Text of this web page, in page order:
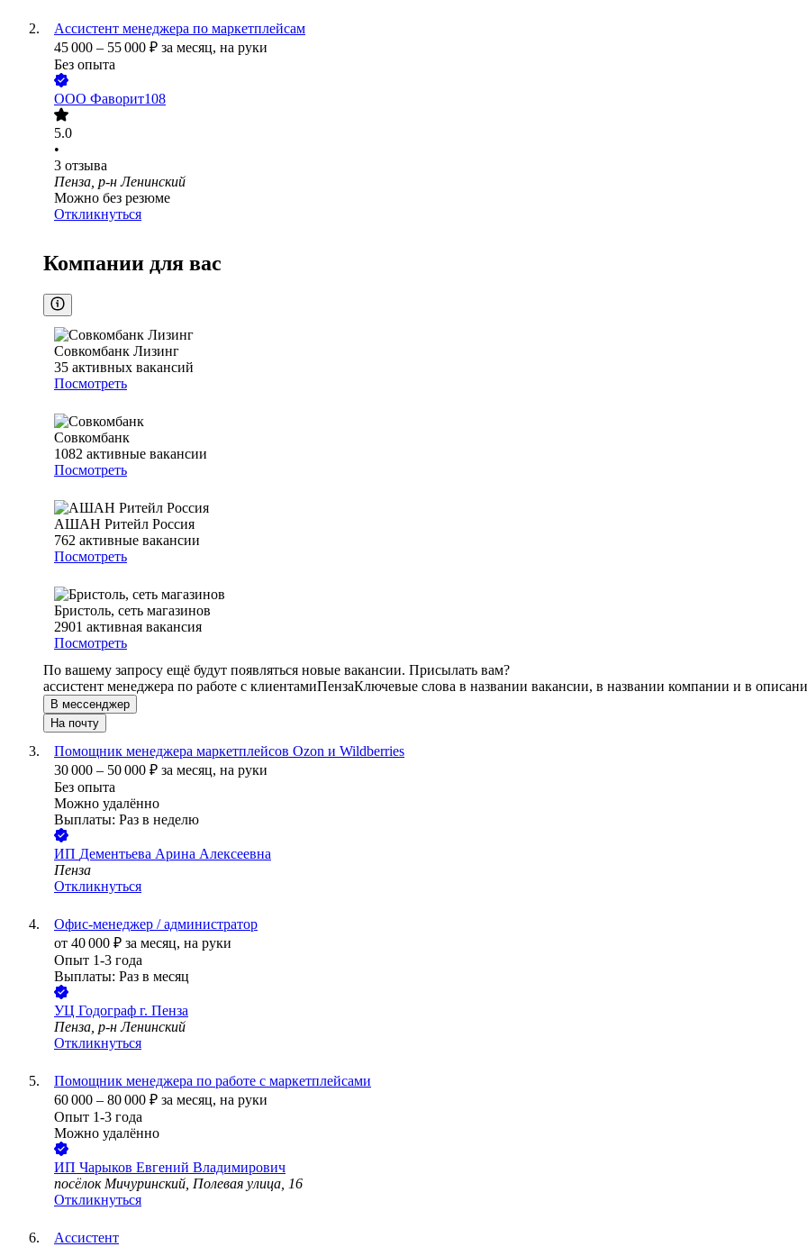
Ассистент менеджера по маркетплейсам
45 000 – 55 000 ₽ за месяц, на руки
Без опыта
ООО Фаворит108
5.0
•
3 отзыва
Пенза, р-н Ленинский
Можно без резюме
Откликнуться
Компании для вас
Совкомбанк Лизинг
35 активных вакансий
Посмотреть
Совкомбанк
1082 активные вакансии
Посмотреть
АШАН Ритейл Россия
762 активные вакансии
Посмотреть
Бристоль, сеть магазинов
2901 активная вакансия
Посмотреть
По вашему запросу ещё будут появляться новые вакансии. Присылать вам?
ассистент менеджера по работе с клиентамиПензаКлючевые слова в названии вакансии, в названии компании и в
В мессенджер
На почту
Помощник менеджера маркетплейсов Ozon и Wildberries
30 000 – 50 000 ₽ за месяц, на руки
Без опыта
Можно удалённо
Выплаты: Раз в неделю
ИП Дементьева Арина Алексеевна
Пенза
Откликнуться
Офис-менеджер / администратор
от 40 000 ₽ за месяц, на руки
Опыт 1-3 года
Выплаты: Раз в месяц
УЦ Годограф г. Пенза
Пенза, р-н Ленинский
Откликнуться
Помощник менеджера по работе с маркетплейсами
60 000 – 80 000 ₽ за месяц, на руки
Опыт 1-3 года
Можно удалённо
ИП Чарыков Евгений Владимирович
посёлок Мичуринский, Полевая улица, 16
Откликнуться
Ассистент